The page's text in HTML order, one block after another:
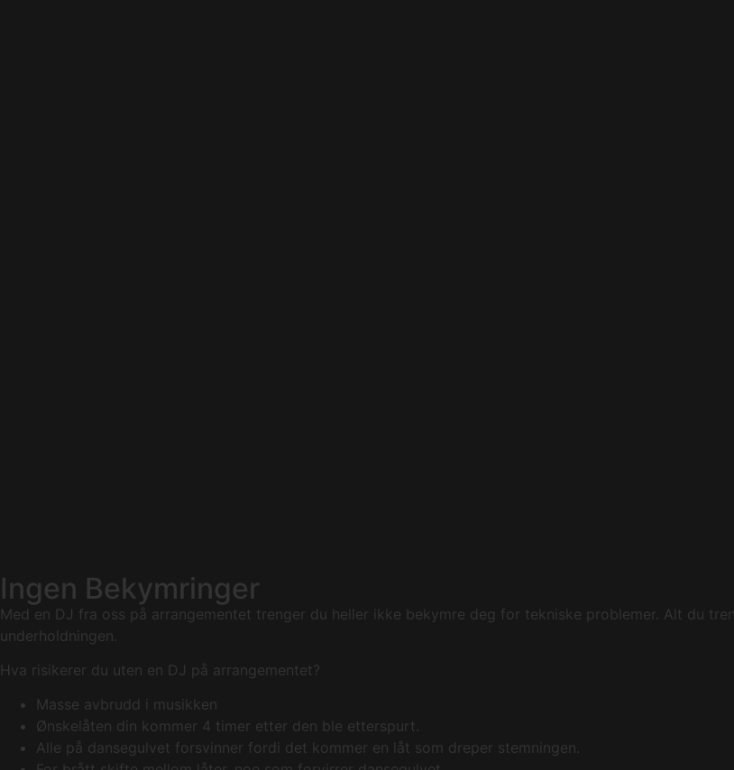
Ingen Bekymringer
Med en DJ fra oss på arrangementet trenger du heller ikke bekymre deg for tekniske problemer. Alt du
underholdningen.
Hva risikerer du uten en DJ på arrangementet?
Masse avbrudd i musikken
Ønskelåten din kommer 4 timer etter den ble etterspurt.
Alle på dansegulvet forsvinner fordi det kommer en låt som dreper stemningen.